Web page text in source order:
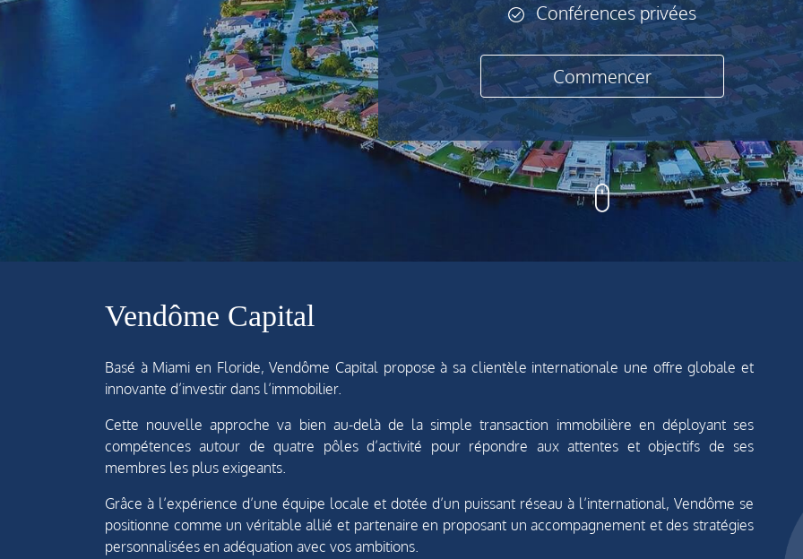
Conférences privées
Commencer
Vendôme Capital
Basé à Miami en Floride, Vendôme Capital propose à sa clientèle internationale une offre globale et
innovante d’investir dans l’immobilier.
Cette nouvelle approche va bien au-delà de la simple transaction immobilière en déployant ses
compétences autour de quatre pôles d’activité pour répondre aux attentes et objectifs de ses
membres les plus exigeants.
Grâce à l’expérience d’une équipe locale et dotée d’un puissant réseau à l’international, Vendôme se
positionne comme un véritable allié et partenaire en proposant un accompagnement et des stratégies
personnalisées en adéquation avec vos ambitions.